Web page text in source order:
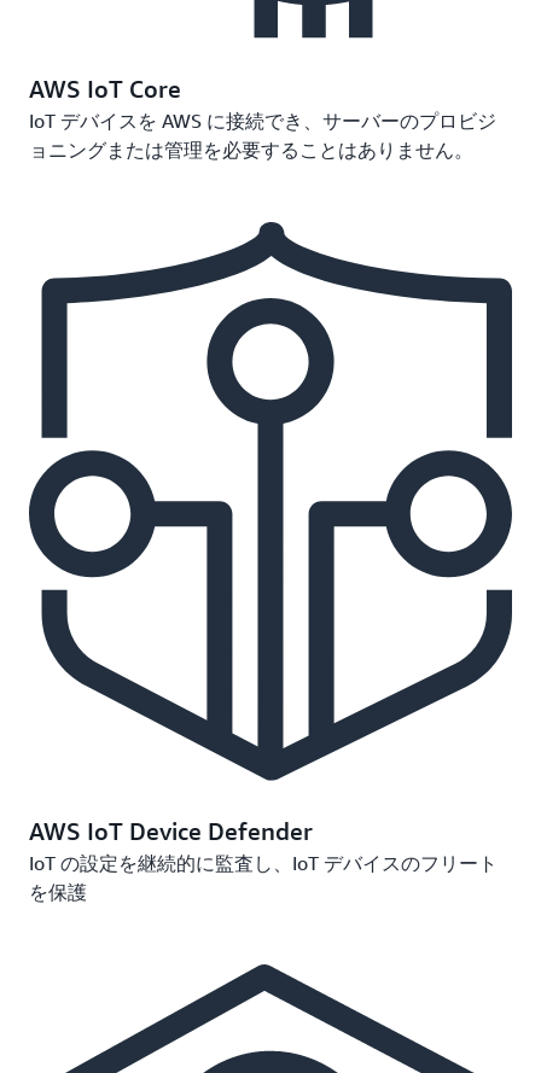
AWS IoT Core
IoT デバイスを AWS に接続でき、サーバーのプロビジ
ョニングまたは管理を必要することはありません。
AWS IoT Device Defender
IoT の設定を継続的に監査し、IoT デバイスのフリート
を保護